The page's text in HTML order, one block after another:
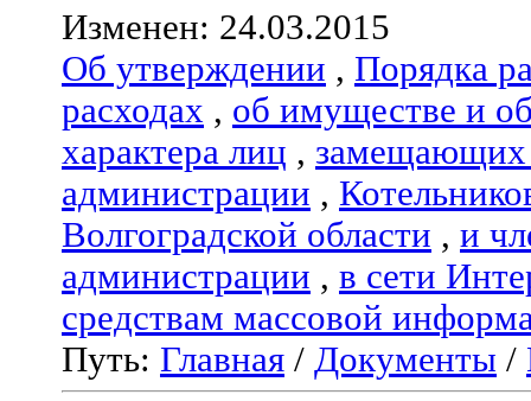
Изменен: 24.03.2015
Об утверждении , Порядка
расходах , об имуществе и
характера лиц , замещающих
администрации ,
Волгоградской области , и
администрации , в сети
средствам массовой
Путь: Главная / Документы /